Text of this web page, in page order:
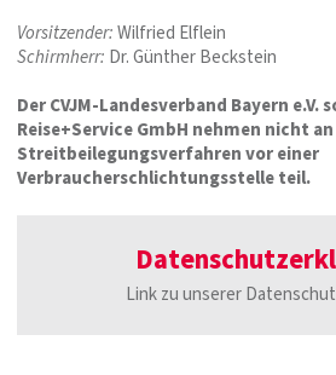
Vorsitzender:Wilfried Elflein
Schirmherr: Dr. Günther Beckstein
Der CVJM-Landesverband Bayern e.V.
Reise+Service GmbH nehmen nicht
Streitbeilegungsverfahren vor einer
Verbraucherschlichtungsstelleteil.
Link zu unserer